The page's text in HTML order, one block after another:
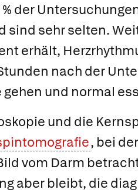
der
sind sehr selten.
erhält,
nach der
und normal
und die
, bei
vom Darm
aber bleibt, die